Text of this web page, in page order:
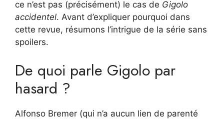
ce n’est pas (précisément) le cas de Gigolo
accidentel. Avant d’expliquer pourquoi dans
cette revue, résumons l’intrigue de la série sans
spoilers.
De quoi parle Gigolo par
hasard ?
Alfonso Bremer (qui n’a aucun lien de parenté